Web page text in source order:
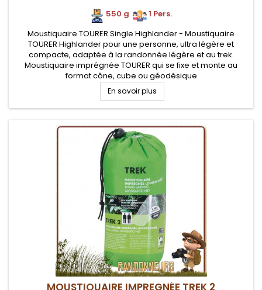
550 g
1 Pers.
Moustiquaire TOURER Single Highlander - Moustiquaire
TOURER Highlander pour une personne, ultra légère et
compacte, adaptée à la randonnée légère et au trek.
Moustiquaire imprégnée TOURER qui se fixe et monte au
format cône, cube ou géodésique
En savoir plus
MOUSTIQUAIRE IMPREGNÉE TREK 2